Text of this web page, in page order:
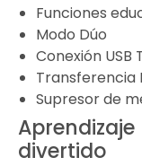
Funciones
Modo Dúo
Conexión USB
Transferencia
Supresor de
divertido